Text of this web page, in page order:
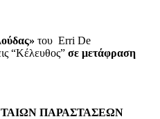
του Erri De
“Κέλευθος” σε μετάφραση
ΠΑΡΑΣΤΑΣΕΩΝ